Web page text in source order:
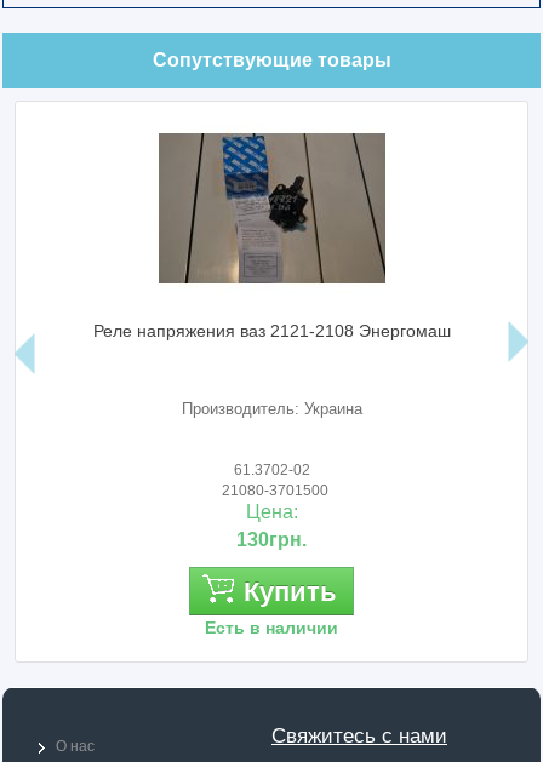
Сопутствующие товары
Реле напряжения ваз 2121-2108 Энергомаш
Производитель: Украина
61.3702-02
21080-3701500
Цена:
130грн.
Купить
Есть в наличии
Свяжитесь с нами
О нас